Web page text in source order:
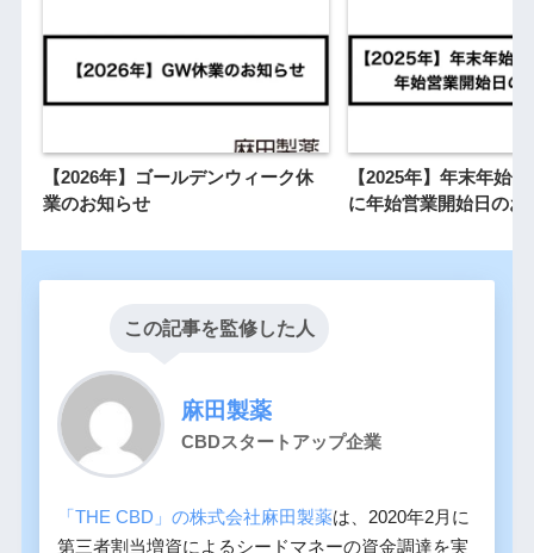
【2026年】ゴールデンウィーク休
業のお知らせ
【2025年】年末年始
に年始営業開始日のお
この記事を監修した人
麻田製薬
CBDスタートアップ企業
「THE CBD」の株式会社麻田製薬は、2020年2月に
第三者割当増資によるシードマネーの資金調達を実